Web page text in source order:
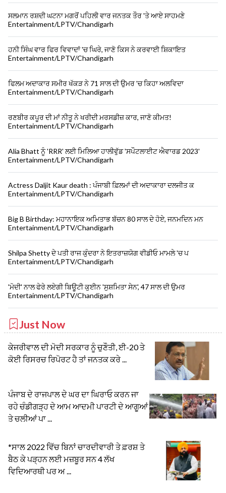
ਸਲਮਾਨ ਰਸ਼ਦੀ ਘਟਨਾ ਮਗਰੋਂ ਪਹਿਲੀ ਵਾਰ ਜਨਤਕ ਤੌਰ 'ਤੇ ਆਏ ਸਾਹਮਣੇ
Entertainment/LPTV/Chandigarh
ਹਨੀ ਸਿੰਘ ਵਾਰ ਫਿਰ ਵਿਵਾਦਾਂ 'ਚ ਘਿਰੇ, ਜਾਣੋ ਕਿਸ ਨੇ ਕਰਵਾਈ ਸ਼ਿਕਾਇਤ
Entertainment/LPTV/Chandigarh
ਫਿਲਮ ਅਦਾਕਾਰ ਸਮੀਰ ਖੱਕੜ ਨੇ 71 ਸਾਲ ਦੀ ਉਮਰ 'ਚ ਕਿਹਾ ਅਲਵਿਦਾ
Entertainment/LPTV/Chandigarh
ਰਣਬੀਰ ਕਪੂਰ ਦੀ ਮਾਂ ਨੀਤੂ ਨੇ ਖਰੀਦੀ ਮਰਸਡੀਜ਼ ਕਾਰ, ਜਾਣੋ ਕੀਮਤ!
Entertainment/LPTV/Chandigarh
Alia Bhatt ਨੂੰ 'RRR' ਲਈ ਮਿਲਿਆ ਹਾਲੀਵੁੱਡ 'ਸਪੌਟਲਾਈਟ ਐਵਾਰਡ 2023'
Entertainment/LPTV/Chandigarh
Actress Daljit Kaur death : ਪੰਜਾਬੀ ਫ਼ਿਲਮਾਂ ਦੀ ਅਦਾਕਾਰਾ ਦਲਜੀਤ ਕ
Entertainment/LPTV/Chandigarh
Big B Birthday: ਮਹਾਨਾਇਕ ਅਮਿਤਾਭ ਬੱਚਨ 80 ਸਾਲ ਦੇ ਹੋਏ, ਜਨਮਦਿਨ ਮਨ
Entertainment/LPTV/Chandigarh
Shilpa Shetty ਦੇ ਪਤੀ ਰਾਜ ਕੁੰਦਰਾ ਨੇ ਇਤਰਾਜ਼ਯੋਗ ਵੀਡੀਓ ਮਾਮਲੇ 'ਚ ਪ
Entertainment/LPTV/Chandigarh
'ਮੋਦੀ' ਨਾਲ ਫੇਰੇ ਲਏਗੀ ਬਿਊਟੀ ਕੁਈਨ 'ਸੁਸ਼ਮਿਤਾ ਸੇਨ', 47 ਸਾਲ ਦੀ ਉਮਰ
Entertainment/LPTV/Chandigarh
Just Now
ਕੇਜਰੀਵਾਲ ਦੀ ਮੋਦੀ ਸਰਕਾਰ ਨੂੰ ਚੁਣੌਤੀ, ਈ-20 ਤੇ
ਕੋਈ ਰਿਸਰਚ ਰਿਪੋਰਟ ਹੈ ਤਾਂ ਜਨਤਕ ਕਰੇ ...
ਪੰਜਾਬ ਦੇ ਰਾਜਪਾਲ ਦੇ ਘਰ ਦਾ ਘਿਰਾਓ ਕਰਨ ਜਾ
ਰਹੇ ਚੰਡੀਗੜ੍ਹ ਦੇ ਆਮ ਆਦਮੀ ਪਾਰਟੀ ਦੇ ਆਗੂਆਂ
ਤੇ ਚਲੀਆਂ ਪਾ ...
*ਸਾਲ 2022 ਵਿੱਚ ਬਿਨਾਂ ਚਾਰਦੀਵਾਰੀ ਤੇ ਫ਼ਰਸ਼ ਤੇ
ਬੈਠ ਕੇ ਪੜ੍ਹਨ ਲਈ ਮਜ਼ਬੂਰ ਸਨ 4 ਲੱਖ
ਵਿਦਿਆਰਥੀ ਪਰ ਅ ...